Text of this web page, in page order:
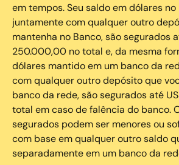
em tempos. Seu saldo em dólares no
juntamente com qualquer outro
mantenha no Banco, são segurados
250.000,00 no total e, da mesma
dólares mantido em um banco da
com qualquer outro depósito que
banco da rede, são segurados até
total em caso de falência do banco.
segurados podem ser menores ou
com base em qualquer outro saldo
separadamente em um banco da